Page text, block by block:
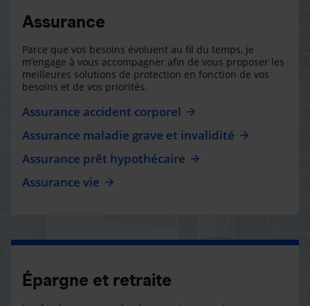
Assurance
Parce que vos besoins évoluent au fil du temps, je
m’engage à vous accompagner afin de vous proposer les
meilleures solutions de protection en fonction de vos
besoins et de vos priorités.
Assurance accident corporel
Assurance maladie grave et invalidité
Assurance prêt hypothécaire
Assurance vie
Épargne et retraite